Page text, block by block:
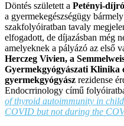
Döntés született a Petényi-
a gyermekegészségügy
szakfolyóiratban tavaly
elfogadott, de díjazásban még
amelyeknek a pályázó az első
Herczeg Vivien, a
Gyermekgyógyászati Klinika
gyermekgyógyász rezidense
Endocrrinology című
of thyroid autoimmunity in
COVID but not during the